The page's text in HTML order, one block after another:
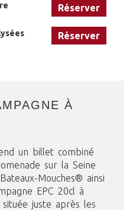
Réserver
Réserver
À
un billet combiné
sur la Seine
Mouches® ainsi
EPC 20cl à
juste après les